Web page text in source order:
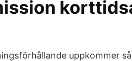
uppkommer